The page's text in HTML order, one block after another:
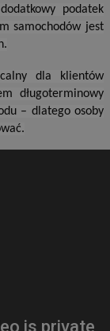
podatek
samochodów jest
dla klientów
długoterminowy
– dlatego osoby